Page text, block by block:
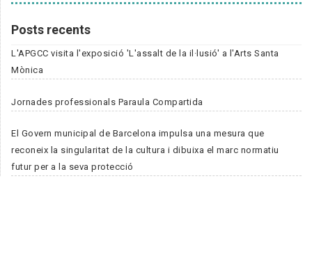
Posts recents
L'APGCC visita l'exposició 'L'assalt de la il·lusió' a l'Arts Santa
Mònica
Jornades professionals Paraula Compartida
El Govern municipal de Barcelona impulsa una mesura que
reconeix la singularitat de la cultura i dibuixa el marc normatiu
futur per a la seva protecció